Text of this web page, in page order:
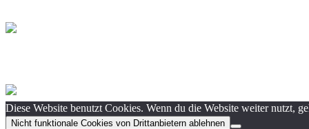
Diese Website benutzt Cookies. Wenn du die Website weiter nutzt,
Nicht funktionale Cookies von Drittanbietern ablehnen